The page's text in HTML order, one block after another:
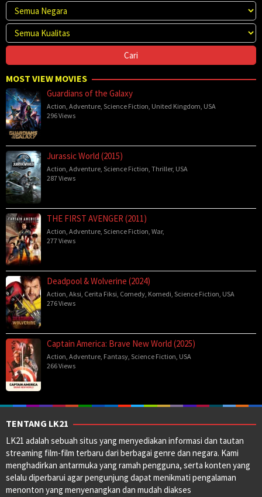
MOST VIEW MOVIES
Guardians of the Galaxy
Action Adventure Science Fiction United Kingdom USA
296 Views
Jurassic World (2015)
Action Adventure Science Fiction Thriller, USA
287 Views
THE FIRST AVENGER (2011)
Action Adventure Science Fiction War,
277 Views
Deadpool & Wolverine (2024)
Action Aksi Cerita Fiksi Comedy Komedi Science Fiction USA
276 Views
Captain America: Brave New World (2025)
Action Adventure Fantasy Science Fiction USA
266 Views
TENTANG LK21
LK21 adalah sebuah situs yang menyediakan informasi dan tautan
streaming film-film terbaru dari berbagai genre dan negara. Kami
menghadirkan antarmuka yang ramah pengguna, serta konten yang
selalu diperbarui agar pengunjung dapat menikmati pengalaman
menonton yang menyenangkan dan mudah diakses